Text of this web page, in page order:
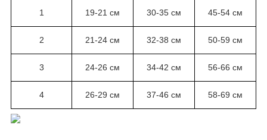
1 19-21 см 30-35 см 45-54 см
2 21-24 см 32-38 см 50-59 см
3 24-26 см 34-42 см 56-66 см
4 26-29 см 37-46 см 58-69 см